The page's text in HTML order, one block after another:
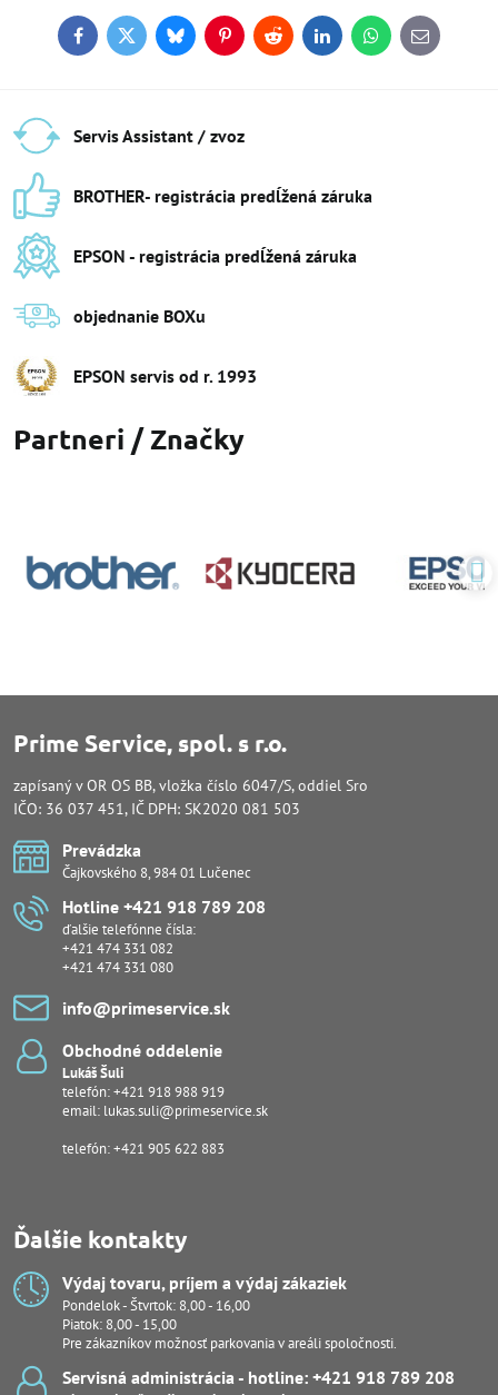
FacebookTwitterBlueskyPinterestReddit LinkedInWhatsApp
E-
mail
Servis Assistant / zvoz
BROTHER- registrácia predĺžená záruka
EPSON - registrácia predĺžená záruka
objednanie BOXu
EPSON servis od r​. 1993
Partneri / Značky
Prime Service, spol. s r.o.
zapísaný v OR OS BB, vložka číslo 6047/S, oddiel Sro
IČO: 36 037 451, IČ DPH: SK2020 081 503
Prevádzka
Čajkovského 8, 984 01 Lučenec
Hotline +421 918 789 208
ďalšie telefónne čísla:
+421 474 331 082
+421 474 331 080
info​@primeservice​.sk
Obchodné oddelenie
Lukáš Šuli
telefón:+421 918 988 919
email: lukas.suli@primeservice.sk
telefón: +421 905 622 883
Ďalšie kontakty
Výdaj tovaru, príjem a výdaj zákaziek
Pondelok - Štvrtok: 8,00 - 16,00
Piatok: 8,00 - 15,00
Pre zákazníkov možnosť parkovania v areáli spoločnosti.
Servisná administrácia - hotline: +421 918 789 208